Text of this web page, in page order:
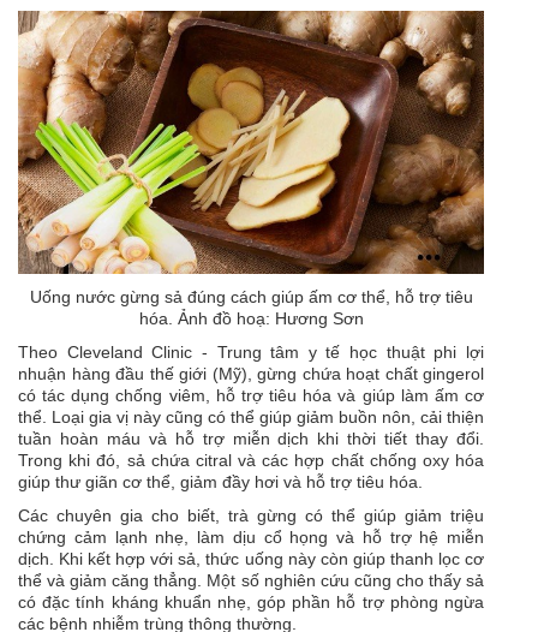
Uống nước gừng sả đúng cách giúp ấm cơ thể, hỗ trợ tiêu
hóa. Ảnh đồ hoạ: Hương Sơn
Theo Cleveland Clinic - Trung tâm y tế học thuật phi lợi
nhuận hàng đầu thế giới (Mỹ), gừng chứa hoạt chất gingerol
có tác dụng chống viêm, hỗ trợ tiêu hóa và giúp làm ấm cơ
thể. Loại gia vị này cũng có thể giúp giảm buồn nôn, cải thiện
tuần hoàn máu và hỗ trợ miễn dịch khi thời tiết thay đổi.
Trong khi đó, sả chứa citral và các hợp chất chống oxy hóa
giúp thư giãn cơ thể, giảm đầy hơi và hỗ trợ tiêu hóa.
Các chuyên gia cho biết, trà gừng có thể giúp giảm triệu
chứng cảm lạnh nhẹ, làm dịu cổ họng và hỗ trợ hệ miễn
dịch. Khi kết hợp với sả, thức uống này còn giúp thanh lọc cơ
thể và giảm căng thẳng. Một số nghiên cứu cũng cho thấy sả
có đặc tính kháng khuẩn nhẹ, góp phần hỗ trợ phòng ngừa
các bệnh nhiễm trùng thông thường.